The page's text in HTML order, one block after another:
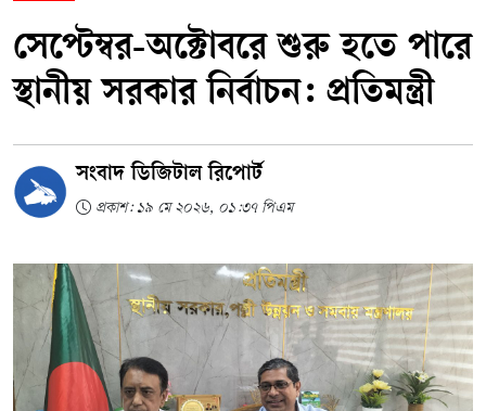
সেপ্টেম্বর-অক্টোবরে শুরু হতে পারে
স্থানীয় সরকার নির্বাচন: প্রতিমন্ত্রী
সংবাদ ডিজিটাল রিপোর্ট
প্রকাশ: ১৯ মে ২০২৬, ০১:৩৭ পিএম